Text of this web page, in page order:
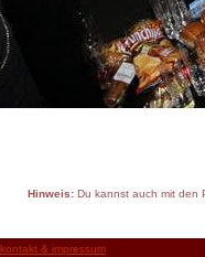
Hinweis:Du kannst auch mit den
kontakt & impressum